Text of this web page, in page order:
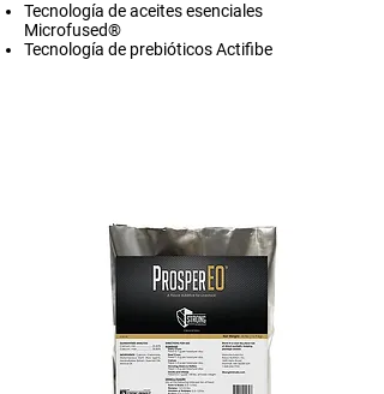
Tecnología de aceites esenciales
Microfused®
Tecnología de prebióticos Actifibe